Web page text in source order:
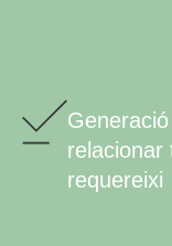
relacionar
requereixi